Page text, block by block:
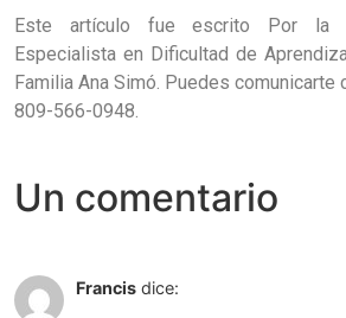
Este artículo fue escrito Por la
Especialista en Dificultad de
Familia Ana Simó. Puedes comunicarte
809-566-0948.
Un comentario
Francis dice: